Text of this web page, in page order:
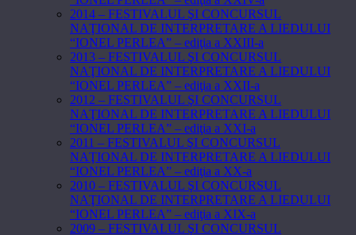
2014 – FESTIVALUL ŞI CONCURSUL
NAŢIONAL DE INTERPRETARE A LIEDULUI
“IONEL PERLEA” – ediţia a XXIII-a
2013 – FESTIVALUL ŞI CONCURSUL
NAŢIONAL DE INTERPRETARE A LIEDULUI
“IONEL PERLEA” – ediţia a XXII-a
2012 – FESTIVALUL ŞI CONCURSUL
NAŢIONAL DE INTERPRETARE A LIEDULUI
“IONEL PERLEA” – ediţia a XXI-a
2011 – FESTIVALUL ŞI CONCURSUL
NAŢIONAL DE INTERPRETARE A LIEDULUI
“IONEL PERLEA” – ediţia a XX-a
2010 – FESTIVALUL ŞI CONCURSUL
NAŢIONAL DE INTERPRETARE A LIEDULUI
“IONEL PERLEA” – ediţia a XIX-a
2009 – FESTIVALUL ŞI CONCURSUL